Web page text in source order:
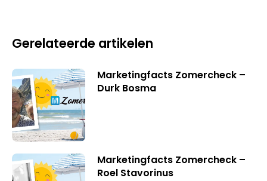
Gerelateerde artikelen
Marketingfacts Zomercheck –
Durk Bosma
Marketingfacts Zomercheck –
Roel Stavorinus